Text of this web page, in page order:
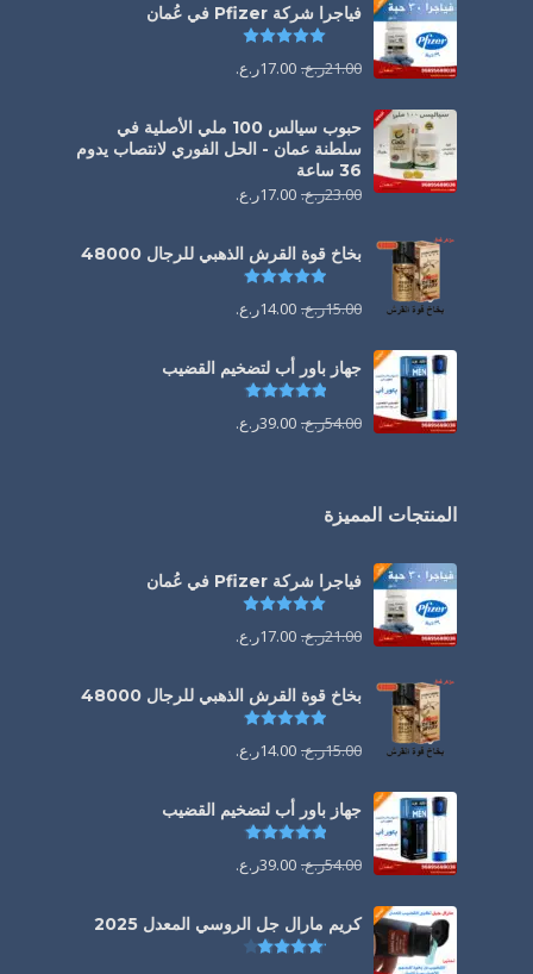
فياجرا شركة Pfizer في عُمان
21.00ر.ع. 17.00ر.ع.
حبوب سيالس 100 ملي الأصلية في
سلطنة عمان - الحل الفوري لانتصاب يدوم
36 ساعة
23.00ر.ع. 17.00ر.ع.
بخاخ قوة القرش الذهبي للرجال 48000
تم التقييم
15.00ر.ع. 14.00ر.ع.
جهاز باور أب لتضخيم القضيب
تم التقييم
54.00ر.ع. 39.00ر.ع.
المنتجات المميزة
فياجرا شركة Pfizer في عُمان
21.00ر.ع. 17.00ر.ع.
بخاخ قوة القرش الذهبي للرجال 48000
تم التقييم
15.00ر.ع. 14.00ر.ع.
جهاز باور أب لتضخيم القضيب
تم التقييم
54.00ر.ع. 39.00ر.ع.
كريم مارال جل الروسي المعدل 2025
تم التقييم